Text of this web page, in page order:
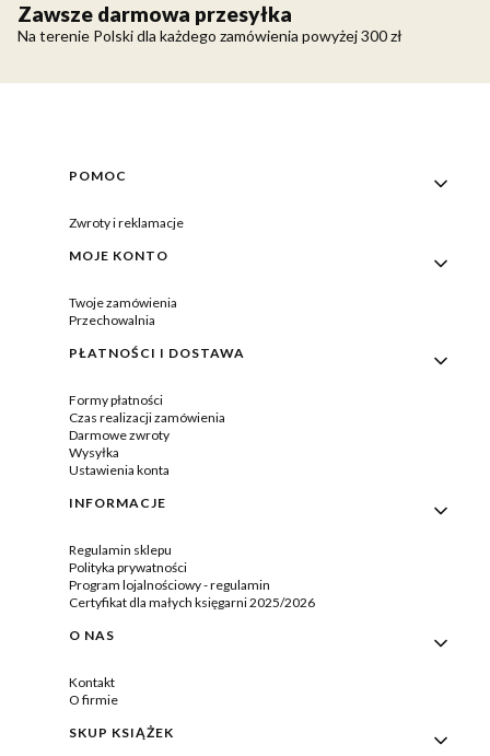
Zawsze darmowa przesyłka
Na terenie Polski dla każdego zamówienia powyżej 300 zł
Linki w stopce
POMOC
Zwroty i reklamacje
MOJE KONTO
Twoje zamówienia
Przechowalnia
PŁATNOŚCI I DOSTAWA
Formy płatności
Czas realizacji zamówienia
Darmowe zwroty
Wysyłka
Ustawienia konta
INFORMACJE
Regulamin sklepu
Polityka prywatności
Program lojalnościowy - regulamin
Certyfikat dla małych księgarni 2025/2026
O NAS
Kontakt
O firmie
SKUP KSIĄŻEK